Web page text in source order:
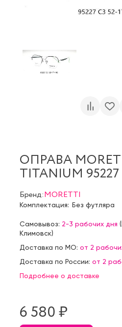
ОПРАВА
TITANIUM 95227
Бренд:MORETTI
Комплектация: Без футляра
Самовывоз: 2-3 рабочих дня (
Климовск)
Доставка по МО: от 2
Доставка по России: от 2
Подробнее о доставке
6 580 ₷